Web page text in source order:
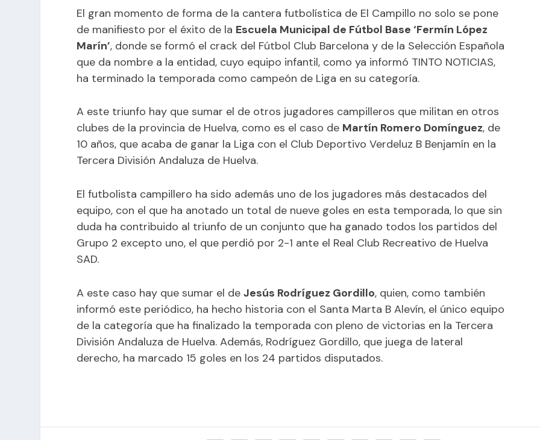
El gran momento de forma de la cantera futbolística de El Campillo no solo se pone
de manifiesto por el éxito de la Escuela Municipal de Fútbol Base ‘Fermín López
Marín’, donde se formó el crack del Fútbol Club Barcelona y de la Selección Española
que da nombre a la entidad, cuyo equipo infantil, como ya informó TINTO NOTICIAS,
ha terminado la temporada como campeón de Liga en su categoría.
A este triunfo hay que sumar el de otros jugadores campilleros que militan en otros
clubes de la provincia de Huelva, como es el caso de Martín Romero Domínguez, de
10 años, que acaba de ganar la Liga con el Club Deportivo Verdeluz B Benjamín en la
Tercera División Andaluza de Huelva.
El futbolista campillero ha sido además uno de los jugadores más destacados del
equipo, con el que ha anotado un total de nueve goles en esta temporada, lo que sin
duda ha contribuido al triunfo de un conjunto que ha ganado todos los partidos del
Grupo 2 excepto uno, el que perdió por 2-1 ante el Real Club Recreativo de Huelva
SAD.
A este caso hay que sumar el deJesús Rodríguez Gordillo, quien, como también
informó este periódico, ha hecho historia con el Santa Marta B Alevín, el único equipo
de la categoría que ha finalizado la temporada con pleno de victorias en la Tercera
División Andaluza de Huelva. Además, Rodríguez Gordillo, que juega de lateral
derecho, ha marcado 15 goles en los 24 partidos disputados.